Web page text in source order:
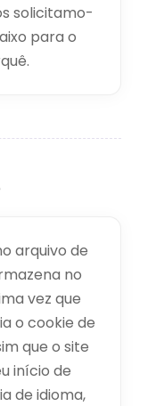
solicitamo-
para o
arquivo de
no
vez que
o cookie de
que o site
início de
de idioma,